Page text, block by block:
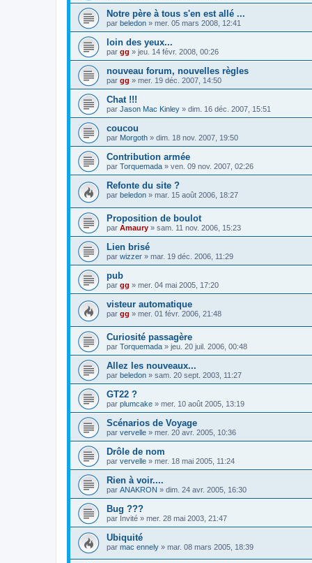
Notre père à tous s'en est allé ...
par beledon » mer. 05 mars 2008, 12:41
loin des yeux...
par gg » jeu. 14 févr. 2008, 00:26
nouveau forum, nouvelles règles
par gg » mer. 19 déc. 2007, 14:50
Chat !!!
par Jason Mac Kinley » dim. 16 déc. 2007, 15:51
coucou
par Morgoth » dim. 18 nov. 2007, 19:50
Contribution armée
par Torquemada » ven. 09 nov. 2007, 02:26
Refonte du site ?
par beledon » mar. 15 août 2006, 18:27
Proposition de boulot
par Amaury » sam. 11 nov. 2006, 15:23
Lien brisé
par wizzer » mar. 19 déc. 2006, 11:29
pub
par gg » mer. 04 mai 2005, 17:20
visteur automatique
par gg » mer. 01 févr. 2006, 21:48
Curiosité passagère
par Torquemada » jeu. 20 juil. 2006, 00:48
Allez les nouveaux...
par beledon » sam. 20 sept. 2003, 11:27
GT22 ?
par plumcake » mer. 10 août 2005, 13:19
Scénarios de Voyage
par vervelle » mer. 20 avr. 2005, 10:36
Drôle de nom
par vervelle » mer. 18 mai 2005, 11:24
Rien à voir....
par ANAKRON » dim. 24 avr. 2005, 16:30
Bug ???
par Invité » mer. 28 mai 2003, 21:47
Ubiquité
par mac ennely » mar. 08 mars 2005, 18:39